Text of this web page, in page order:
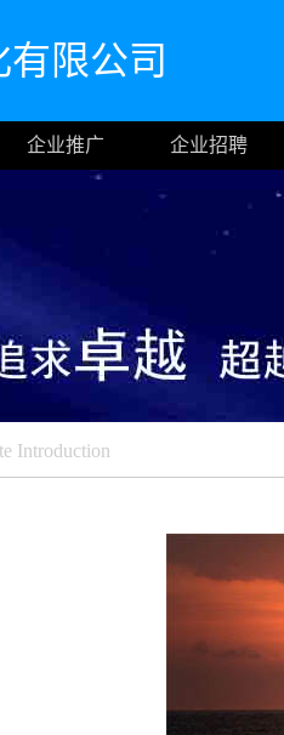
限公司
企业推广 企业招聘
Introduction